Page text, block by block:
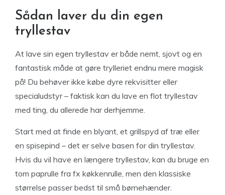
Sådan laver du din egen
tryllestav
At lave sin egen tryllestav er både nemt, sjovt og en
fantastisk måde at gøre trylleriet endnu mere magisk
på! Du behøver ikke købe dyre rekvisitter eller
specialudstyr – faktisk kan du lave en flot tryllestav
med ting, du allerede har derhjemme.
Start med at finde en blyant, et grillspyd af træ eller
en spisepind – det er selve basen for din tryllestav.
Hvis du vil have en længere tryllestav, kan du bruge en
tom paprulle fra fx køkkenrulle, men den klassiske
størrelse passer bedst til små børnehænder.